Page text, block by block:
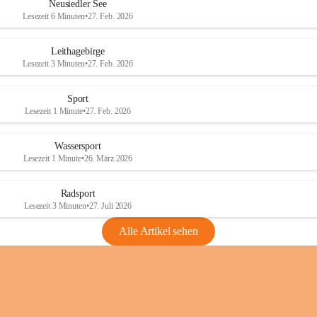
e
r
S
e
S
Neusiedler See
Lesezeit 6 Minuten•27. Feb. 2026
Leithagebirge
Lesezeit 3 Minuten•27. Feb. 2026
Sport
Lesezeit 1 Minute•27. Feb. 2026
Wassersport
Lesezeit 1 Minute•26. März 2026
Radsport
Lesezeit 3 Minuten•27. Juli 2026
Alle Artikel sehen